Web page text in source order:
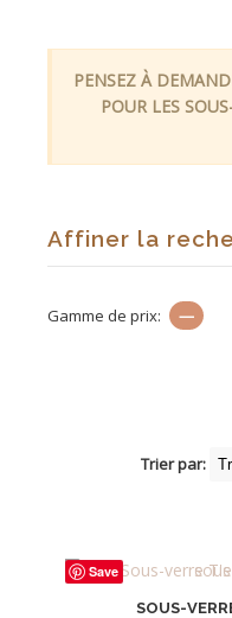
PENSEZ À
POUR LES
Affiner la
Gamme de prix: —
Trier par:
Save
SOUS-